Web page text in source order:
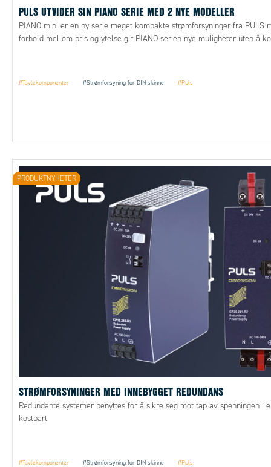
PULS UTVIDER SIN PIANO SERIE MED 2 NYE MODELLER
PIANO mini er en ny serie meget kompakte strømforsyninger fra
forhold mellom pris og ytelse gir PIANO serien nye muligheter uten å
#Tavlekomponenter #Strømforsyning for DIN-skinne #Puls
STRØMFORSYNINGER MED INNEBYGGET REDUNDANS
Redundante systemer benyttes for å sikre seg mot tap av spenningen
kostbart.
#Tavlekomponenter #Strømforsyning for DIN-skinne #Puls
PRODUKTNYHETER